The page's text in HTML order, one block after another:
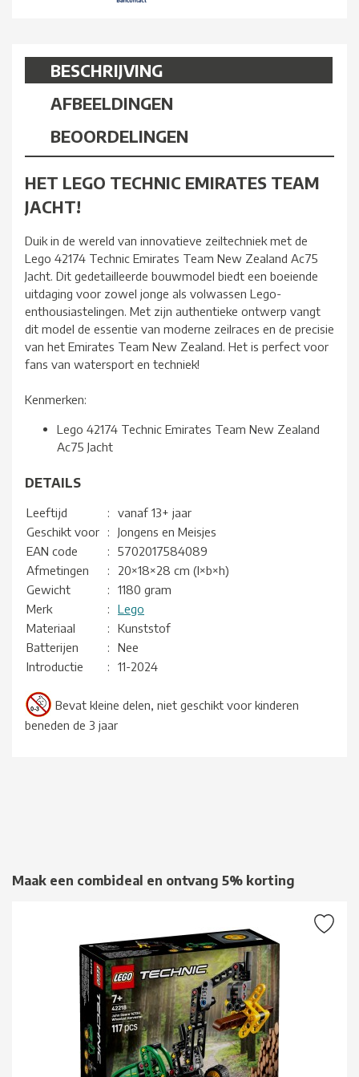
BESCHRIJVING
AFBEELDINGEN
BEOORDELINGEN
HET LEGO TECHNIC EMIRATES TEAM
JACHT!
Duik in de wereld van innovatieve zeiltechniek met de
Lego 42174 Technic Emirates Team New Zealand Ac75
Jacht. Dit gedetailleerde bouwmodel biedt een boeiende
uitdaging voor zowel jonge als volwassen Lego-
enthousiastelingen. Met zijn authentieke ontwerp vangt
dit model de essentie van moderne zeilraces en de precisie
van het Emirates Team New Zealand. Het is perfect voor
fans van watersport en techniek!
Kenmerken:
Lego 42174 Technic Emirates Team New Zealand
Ac75 Jacht
DETAILS
Leeftijd :
vanaf 13+ jaar
Geschikt voor
:
Jongens en Meisjes
EAN code
:
5702017584089
Afmetingen
:
20×18×28 cm (l×b×h)
Gewicht
:
1180 gram
Merk
:
Lego
Materiaal
:
Kunststof
Batterijen
:
Nee
Introductie
: 11-2024
Bevat kleine delen, niet geschikt voor kinderen
beneden de 3 jaar
Maak een combideal en ontvang 5% korting